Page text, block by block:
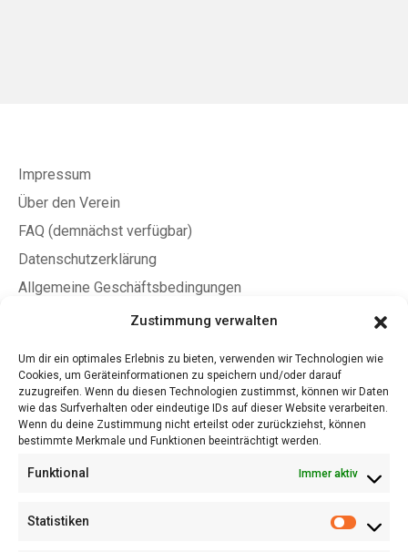
Zustimmung verwalten
Um dir ein optimales Erlebnis zu bieten, verwenden wir Technologien wie
Cookies, um Geräteinformationen zu speichern und/oder darauf
zuzugreifen. Wenn du diesen Technologien zustimmst, können wir Daten
wie das Surfverhalten oder eindeutige IDs auf dieser Website verarbeiten.
Wenn du deine Zustimmung nicht erteilst oder zurückziehst, können
bestimmte Merkmale und Funktionen beeinträchtigt werden.
Funktional Immer aktiv
Statistiken
Impressum
Über den Verein
FAQ (demnächst verfügbar)
Datenschutzerklärung
Allgemeine Geschäftsbedingungen
Jetzt Mitglied werden
Jetzt Fördermitglied werden
Satzung (PDF)
Beitragsordnung (PDF)
A4 Flyer/Aushang (PDF)